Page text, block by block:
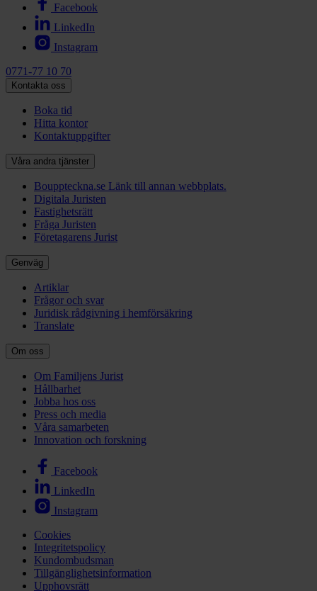
Facebook
LinkedIn
Instagram
0771-77 10 70
Kontakta oss
Boka tid
Hitta kontor
Kontaktuppgifter
Våra andra tjänster
Bouppteckna.se Länk till annan webbplats.
Digitala Juristen
Fastighetsrätt
Fråga Juristen
Företagarens Jurist
Genväg
Artiklar
Frågor och svar
Juridisk rådgivning i hemförsäkring
Translate
Om oss
Om Familjens Jurist
Hållbarhet
Jobba hos oss
Press och media
Våra samarbeten
Innovation och forskning
Facebook
LinkedIn
Instagram
Cookies
Integritetspolicy
Kundombudsman
Tillgänglighetsinformation
Upphovsrätt